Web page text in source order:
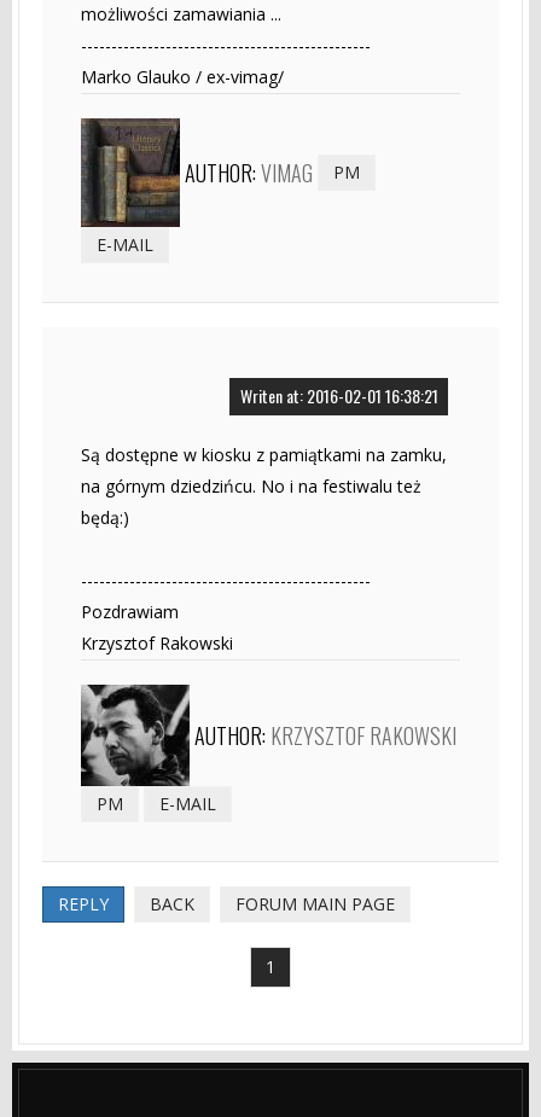
możliwości zamawiania ...
------------------------------------------------
Marko Glauko / ex-vimag/
AUTHOR:VIMAG PM
E-MAIL
Writen at: 2016-02-01 16:38:21
Są dostępne w kiosku z pamiątkami na zamku,
na górnym dziedzińcu. No i na festiwalu też
będą:)
------------------------------------------------
Pozdrawiam
Krzysztof Rakowski
AUTHOR: KRZYSZTOF RAKOWSKI
PM E-MAIL
REPLY BACK FORUM MAIN PAGE
1